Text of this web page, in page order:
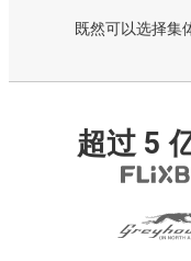
既然可以选择集
超过 5